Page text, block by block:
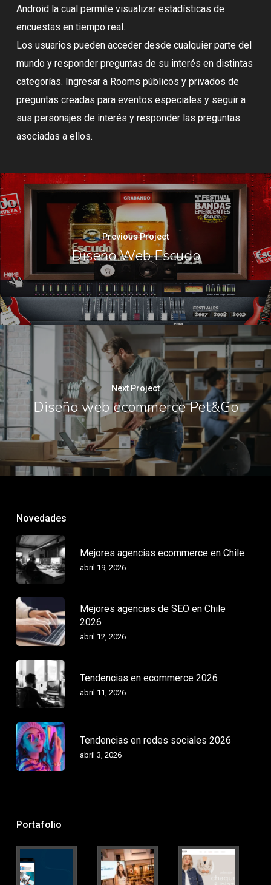
Android la cual permite visualizar estadísticas de
encuestas en tiempo real.
Los usuarios pueden acceder desde cualquier parte del
mundo y responder preguntas de su interés en distintas
categorías. Ingresar a Rooms públicos y privados de
preguntas creadas para eventos especiales y seguir a
sus personajes de interés y responder las preguntas
asociadas a ellos.
Previous Project
Diseño Web Escudo
Next Project
Diseño web ecommerce Pet&Go
Novedades
Mejores agencias ecommerce en Chile
abril 19, 2026
Mejores agencias de SEO en Chile
2026
abril 12, 2026
Tendencias en ecommerce 2026
abril 11, 2026
Tendencias en redes sociales 2026
abril 3, 2026
Portafolio